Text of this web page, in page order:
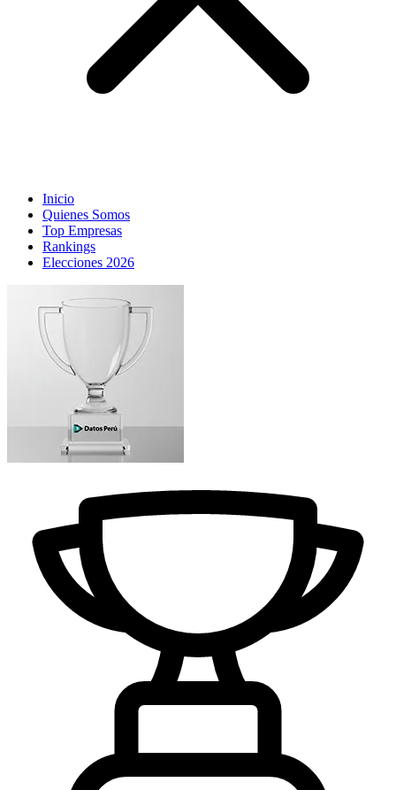
Inicio
Quienes Somos
Top Empresas
Rankings
Elecciones 2026